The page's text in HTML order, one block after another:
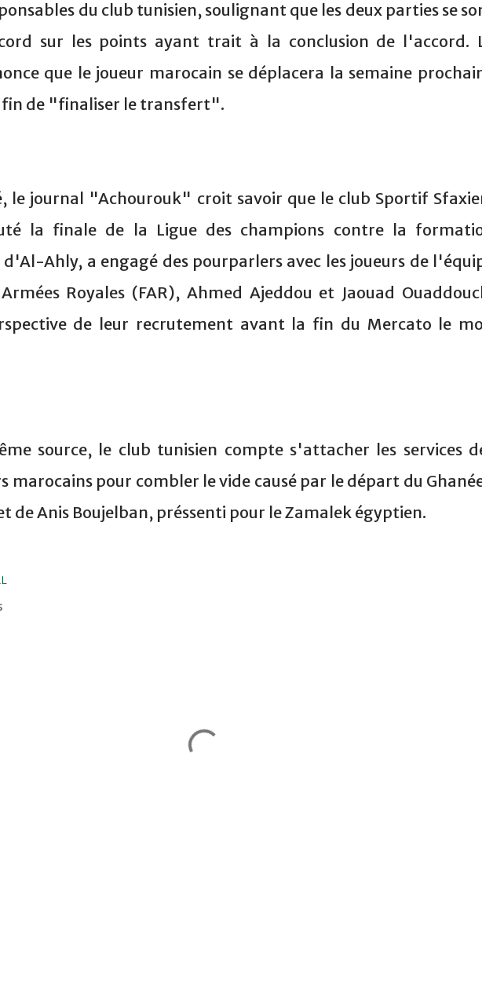
du club tunisien, soulignant que les deux parties se
sur les points ayant trait à la conclusion de l'accord.
que le joueur marocain se déplacera la semaine
de "finaliser le transfert".
le journal "Achourouk" croit savoir que le club Sportif
la finale de la Ligue des champions contre la
Ahly, a engagé des pourparlers avec les joueurs de
Royales (FAR), Ahmed Ajeddou et Jaouad
de leur recrutement avant la fin du Mercato le
source, le club tunisien compte s'attacher les services
marocains pour combler le vide causé par le départ du
de Anis Boujelban, préssenti pour le Zamalek égyptien.